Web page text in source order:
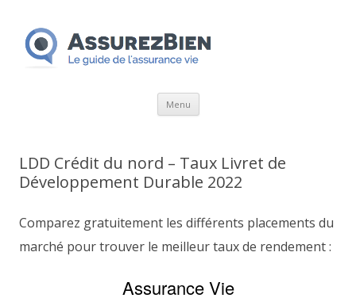
Menu Aller
LDD Crédit du nord – Taux Livret de
Développement Durable 2022
Comparez gratuitement les différents placements du
marché pour trouver le meilleur taux de rendement :